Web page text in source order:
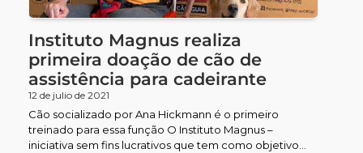
Alimente o Bem
Fútbol Sala
Instituto Magnus realiza
primeira doação de cão de
assistência para cadeirante
12 de julio de 2021
Cão socializado por Ana Hickmann é o primeiro
treinado para essa função O Instituto Magnus –
iniciativa sem fins lucrativos que tem como objetivo